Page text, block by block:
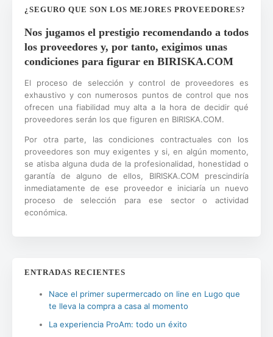
¿SEGURO QUE SON LOS MEJORES PROVEEDORES?
Nos jugamos el prestigio recomendando a todos
los proveedores y, por tanto, exigimos unas
condiciones para figurar en BIRISKA.COM
El proceso de selección y control de proveedores es
exhaustivo y con numerosos puntos de control que nos
ofrecen una fiabilidad muy alta a la hora de decidir qué
proveedores serán los que figuren en BIRISKA.COM.
Por otra parte, las condiciones contractuales con los
proveedores son muy exigentes y si, en algún momento,
se atisba alguna duda de la profesionalidad, honestidad o
garantía de alguno de ellos, BIRISKA.COM prescindiría
inmediatamente de ese proveedor e iniciaría un nuevo
proceso de selección para ese sector o actividad
económica.
ENTRADAS RECIENTES
Nace el primer supermercado on line en Lugo que
te lleva la compra a casa al momento
La experiencia ProAm: todo un éxito